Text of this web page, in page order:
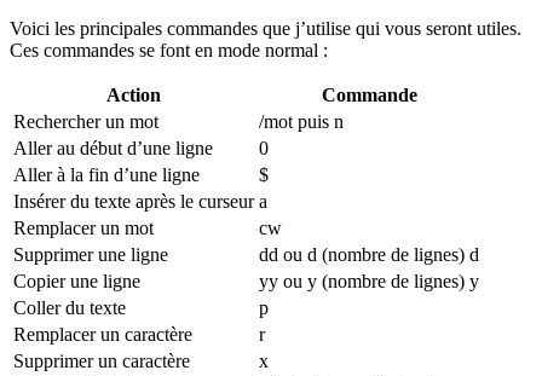
Voici les principales commandes que j’utilise qui vous seront utiles.
Ces commandes se font en mode normal :
Action
Commande
Rechercher un mot
/mot puis n
Aller au début d’une ligne
0
Aller à la fin d’une ligne
$
Insérer du texte après le curseur a
Remplacer un mot
cw
Supprimer une ligne
dd ou d (nombre de lignes) d
Copier une ligne
yy ou y (nombre de lignes) y
Coller du texte
p
Remplacer un caractère
r
Supprimer un caractère
x